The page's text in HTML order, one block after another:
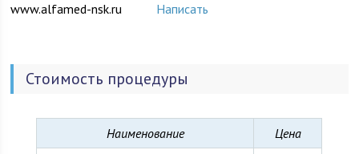
полное обследование и лечение, но и привести своих детей
своему здоровью.
www.alfamed-nsk.ru Написать
Стоимость процедуры
Наименование
Цена